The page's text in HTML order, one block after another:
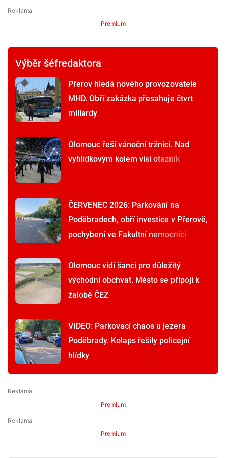
Premium
Výběr šéfredaktora
Přerov hledá nového provozovatele
MHD. Obří zakázka přesahuje čtvrt
miliardy
Olomouc řeší vánoční tržnici. Nad
vyhlídkovým kolem visí otazník
ČERVENEC 2026: Parkování na
Poděbradech, obří investice v Přerově,
pochybení ve Fakultní nemocnici
Olomouc vidí šanci pro důležitý
východní obchvat. Město se připojí k
žalobě ČEZ
VIDEO: Parkovací chaos u jezera
Poděbrady. Kolaps řešily policejní
hlídky
Premium
Premium